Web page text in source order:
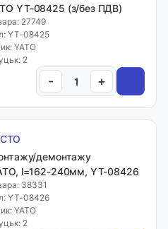
YT-08425 (з/без ПДВ)
27749
YT-08425
YATO
2
- +
демонтажу
l=162-240мм, YT-08426
38331
YT-08426
YATO
2